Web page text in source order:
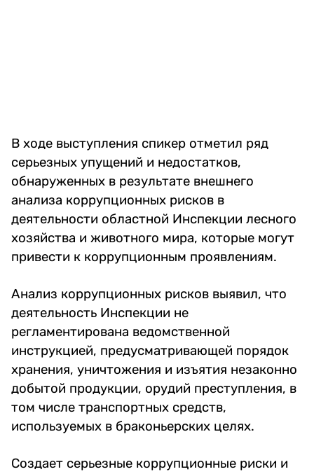
В ходе выступления спикер отметил ряд
серьезных упущений и недостатков,
обнаруженных в результате внешнего
анализа коррупционных рисков в
деятельности областной Инспекции лесного
хозяйства и животного мира, которые могут
привести к коррупционным проявлениям.
Анализ коррупционных рисков выявил, что
деятельность Инспекции не
регламентирована ведомственной
инструкцией, предусматривающей порядок
хранения, уничтожения и изъятия незаконно
добытой продукции, орудий преступления, в
том числе транспортных средств,
используемых в браконьерских целях.
Создает серьезные коррупционные риски и